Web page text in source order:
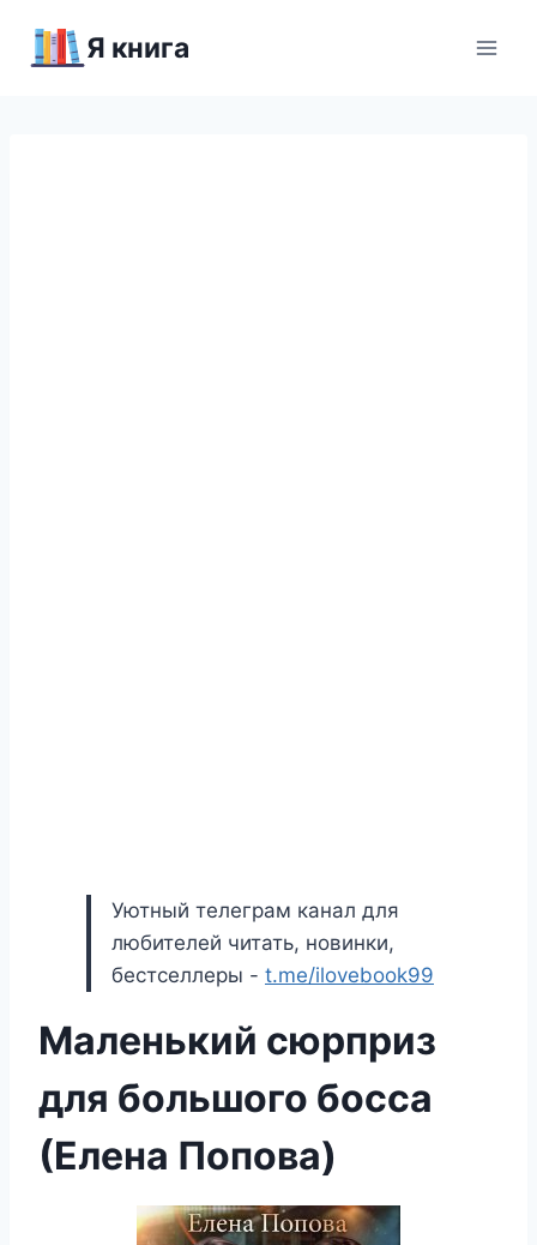
Я книга
Уютный телеграм канал для
любителей читать, новинки,
бестселлеры - t.me/ilovebook99
Маленький сюрприз
для большого босса
(Елена Попова)